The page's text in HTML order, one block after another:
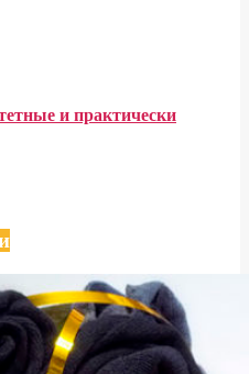
и практически